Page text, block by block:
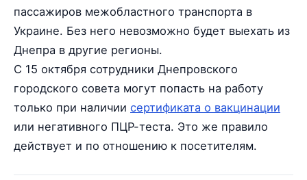
пассажиров межобластного транспорта в
Украине. Без него невозможно будет выехать из
Днепра в другие регионы.
С 15 октября сотрудники Днепровского
городского совета могут попасть на работу
только при наличии сертификата о вакцинации
или негативного ПЦР-теста. Это же правило
действует и по отношению к посетителям.